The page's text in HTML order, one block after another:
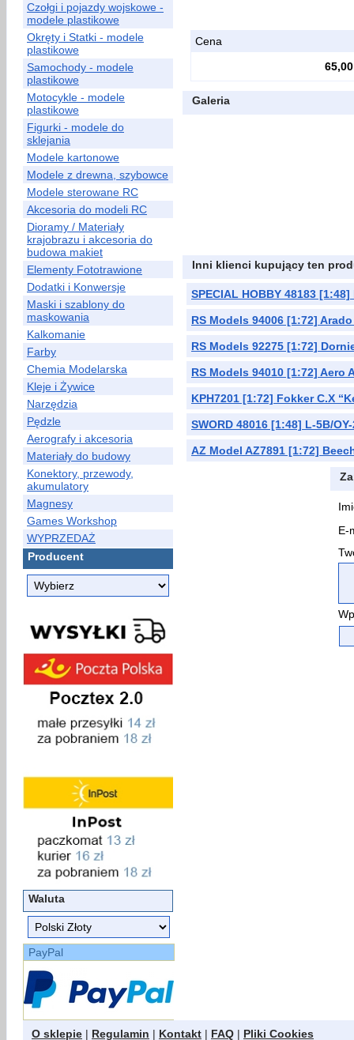
Czołgi i pojazdy wojskowe -
modele plastikowe
Okręty i Statki - modele
plastikowe
Samochody - modele
plastikowe
Motocykle - modele
plastikowe
Figurki - modele do
sklejania
Modele kartonowe
Modele z drewna, szybowce
Modele sterowane RC
Akcesoria do modeli RC
Dioramy / Materiały
krajobrazu i akcesoria do
budowa makiet
Elementy Fototrawione
Dodatki i Konwersje
Maski i szablony do
maskowania
Kalkomanie
Farby
Chemia Modelarska
Kleje i Żywice
Narzędzia
Pędzle
Aerografy i akcesoria
Materiały do budowy
Konektory, przewody,
akumulatory
Magnesy
Games Workshop
WYPRZEDAŻ
Producent
Waluta
PayPal
Cena
65,00
Galeria
Inni klienci kupujący ten
SPECIAL HOBBY 48183
RS Models 94006 [1:72] Arado
RS Models 92275 [1:72]
RS Models 94010 [1:72] Aero
KPH7201 [1:72] Fokker C.X
SWORD 48016 [1:48] L-5B/
AZ Model AZ7891 [1:72]
E-
O sklepie | Regulamin | Kontakt | FAQ | Pliki Cookies